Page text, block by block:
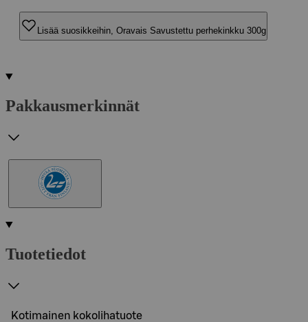
Lisää suosikkeihin, Oravais Savustettu perhekinkku 300g
Pakkausmerkinnät
Tuotetiedot
Kotimainen kokolihatuote